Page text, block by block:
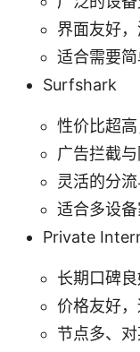
界面友好
适合需要
Surfshark
性价比超
广告拦截
灵活的分
适合多设
Private
长期口碑
价格友好
节点多、